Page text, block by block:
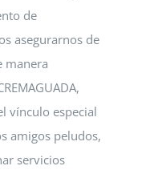
de
asegurarnos de
manera
vínculo especial
amigos peludos,
servicios